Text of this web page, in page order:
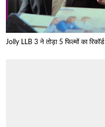
Jolly LLB 3 ने तोड़ा 5 फिल्मों का रिकॉर्ड